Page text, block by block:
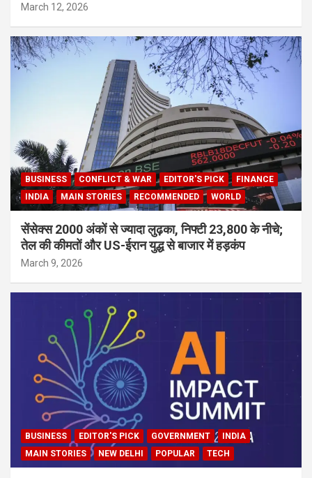
March 12, 2026
BUSINESS CONFLICT & WAR EDITOR'S PICK
FINANCE
INDIA
MAIN STORIES RECOMMENDED WORLD
सेंसेक्स 2000 अंकों से ज्यादा लुढ़का, निफ्टी 23,800 के नीचे;
तेल की कीमतों और US-ईरान युद्ध से बाजार में हड़कंप
March 9, 2026
BUSINESS EDITOR'S PICK GOVERNMENT
INDIA
MAIN STORIES
NEW DELHI POPULAR TECH